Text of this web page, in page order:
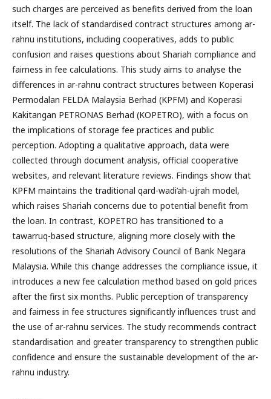
such charges are perceived as benefits derived from the loan
itself. The lack of standardised contract structures among ar-
rahnu institutions, including cooperatives, adds to public
confusion and raises questions about Shariah compliance and
fairness in fee calculations. This study aims to analyse the
differences in ar-rahnu contract structures between Koperasi
Permodalan FELDA Malaysia Berhad (KPFM) and Koperasi
Kakitangan PETRONAS Berhad (KOPETRO), with a focus on
the implications of storage fee practices and public
perception. Adopting a qualitative approach, data were
collected through document analysis, official cooperative
websites, and relevant literature reviews. Findings show that
KPFM maintains the traditional qard-wadi’ah-ujrah model,
which raises Shariah concerns due to potential benefit from
the loan. In contrast, KOPETRO has transitioned to a
tawarruq-based structure, aligning more closely with the
resolutions of the Shariah Advisory Council of Bank Negara
Malaysia. While this change addresses the compliance issue, it
introduces a new fee calculation method based on gold prices
after the first six months. Public perception of transparency
and fairness in fee structures significantly influences trust and
the use of ar-rahnu services. The study recommends contract
standardisation and greater transparency to strengthen public
confidence and ensure the sustainable development of the ar-
rahnu industry.